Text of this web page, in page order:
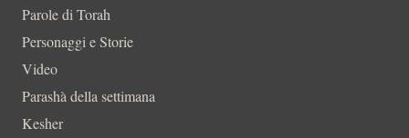
Parole di Torah
Personaggi e Storie
Video
Parashà della settimana
Kesher